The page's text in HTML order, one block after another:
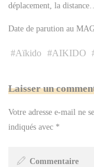
déplacement, la
Date de parution au
#Aïkido #AIKIDO
Laisser un
Votre adresse e-mail ne
indiqués avec *